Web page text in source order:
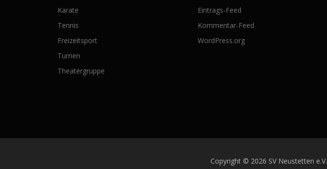
Karate
Tennis
Freizeitsport
Turnen
Theatergruppe
Eintrags-Feed
Kommentar-Feed
WordPress.org
Copyright © 2026 SV Neustetten e.V.